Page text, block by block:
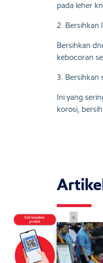
pada leher
2. Bersihkan
Bersihkan
kebocoran
3. Bersihkan
Ini yang
korosi,
x